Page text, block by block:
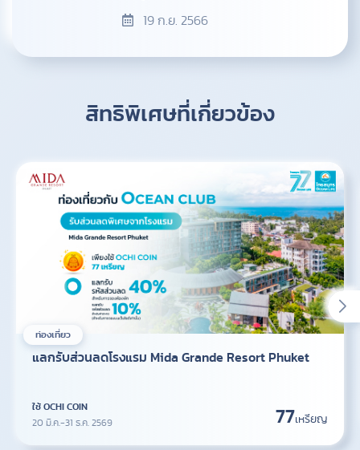
19 ก.ย. 2566
สิทธิพิเศษที่เกี่ยวข้อง
ท่องเที่ยว
แลกรับส่วนลดโรงแรม Mida Grande Resort Phuket
ใช้ OCHI COIN
20 มี.ค.-31 ธ.ค. 2569
77เหรียญ